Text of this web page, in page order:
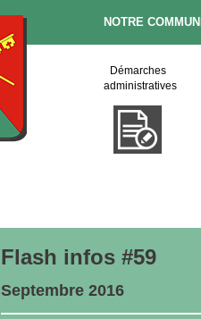
NOTRE
Démarches
administratives
Flash infos #59
Septembre 2016